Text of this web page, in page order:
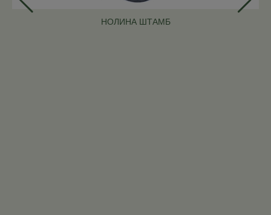
НОЛИНА ШТАМБ